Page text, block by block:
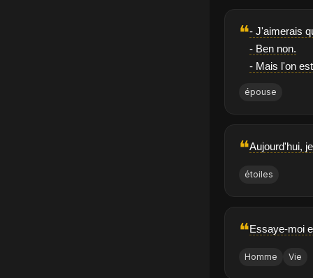
❝- J'aimerais
- Ben non.
- Mais l'on
épouse
❝Aujourd'hui,
étoiles
❝Essaye-moi
Homme Vie